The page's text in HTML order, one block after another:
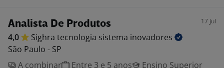
Analista De Produtos 17 jul
4,0 Sighra tecnologia sistema inovadores
São Paulo - SP
A combinar
Entre 3 e 5 anos
Ensino Superior